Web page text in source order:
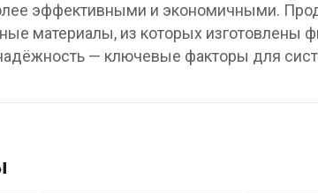
эффективными и экономичными.
материалы, из которых изготовлены
— ключевые факторы для